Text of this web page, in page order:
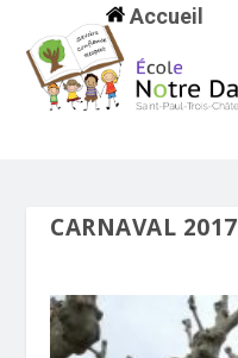
Accueil
CARNAVAL 2017